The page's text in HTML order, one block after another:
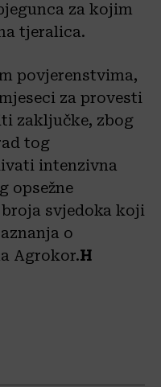
za kojim
tjeralica.
povjerenstvima,
za provesti
zaključke, zbog
tog
intenzivna
opsežne
svjedoka koji
o
Agrokor.H